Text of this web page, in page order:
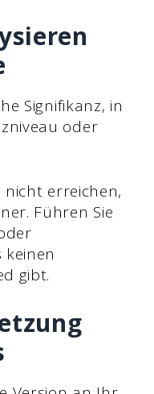
Signifikanz, in
oder
nicht erreichen,
Führen Sie
keinen
gibt.